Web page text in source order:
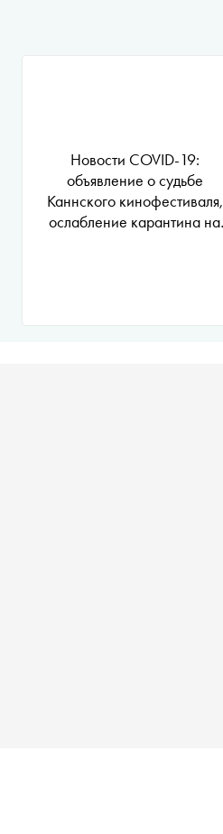
Новости COVID-19:
объявление о судьбе
Каннского кинофестиваля,
ослабление карантина на